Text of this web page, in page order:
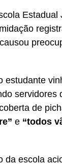
estudante
servidores
de
e “todos
da escola